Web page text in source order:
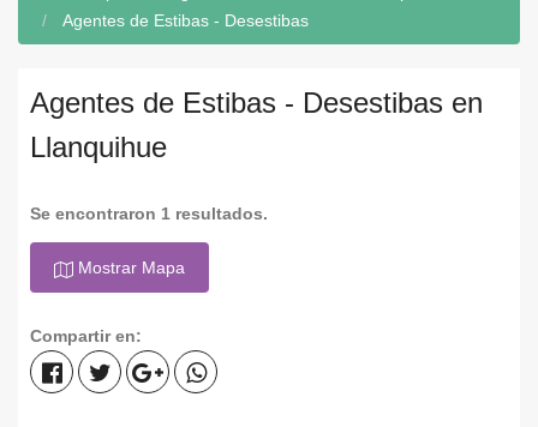
Agentes de Estibas - Desestibas
Agentes de Estibas - Desestibas en
Llanquihue
Se encontraron 1 resultados.
Mostrar Mapa
Compartir en: